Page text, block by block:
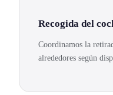
Recogida del
Coordinamos la
alrededores según